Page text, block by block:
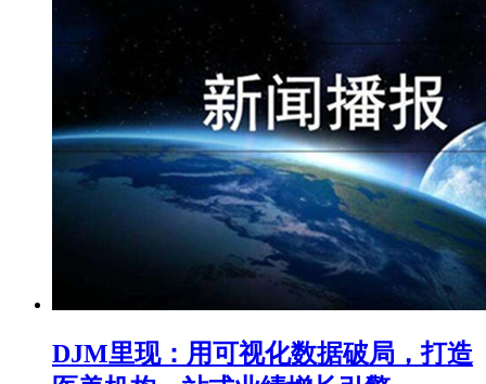
DJM里现：用可视化数据破局，打造